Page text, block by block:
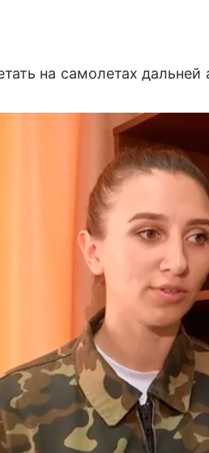
на самолетах дальней